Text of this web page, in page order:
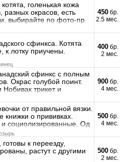
голенькая кожа
разных окрасов, есть
выбирайте по фото-пр
450 бр.
2.5 мес.
сфинкса. Котята
к лотку приучены.
400 бр.
2 мес.
сфинкс с полным
Окрас голубой поинт.
трикет и
900 бр.
4 мес.
от правильной вязки.
книжки о прививках.
социолизированные. Од
500 бр.
4 мес.
к переезду,
растут с другими
500 бр.
2 мес.